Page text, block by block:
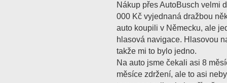
Nákup přes AutoBusch velmi
000 Kč vyjednaná dražbou
auto koupili v Německu, ale
hlasová navigace. Hlasovou
takže mi to bylo jedno.
Na auto jsme čekali asi 8
měsíce zdržení, ale to asi